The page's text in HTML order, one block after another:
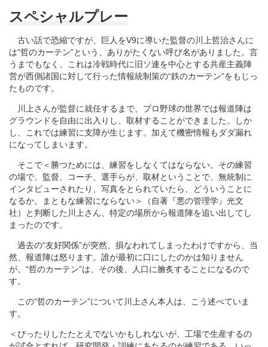
スペシャルプレー
古い話で恐縮ですが、巨人をV9に導いた監督の川上哲治さんに
は“哲のカーテン”という、ありがたくない呼び名がありました。言
うまでもなく、これは冷戦時代に旧ソ連を中心とする共産主義陣
営が西側諸国に対して行った情報統制策の“鉄のカーテン”をもじっ
たものです。
川上さんが監督に就任するまで、プロ野球の世界では報道陣は
グラウンドを自由に出入りし、取材することができました。しか
し、これでは練習に支障が生じます。加えて機密情報もダダ漏れ
になってしまいます。
そこで＜勝つためには、練習をしなくてはならない。その練習
の場で、監督、コーチ、選手らが、取材ということで、無統制に
インタビューされたり、写真をとられていたら、どういうことに
なるか。まともな練習にならない＞（自著『悪の管理学』光文
社）と判断した川上さん、特定の場所から報道陣を追い出してし
まったのです。
過去の“友好関係”が突然、損なわれてしまったわけですから、当
然、報道陣は怒ります。誰が最初に口にしたのかは知りません
が、“哲のカーテン”は、その後、人口に膾炙することになるので
す。
この“哲のカーテン”について川上さん本人は、こう述べていま
す。
＜ぴったりしたたとえでないかもしれないが、工場で生産するの